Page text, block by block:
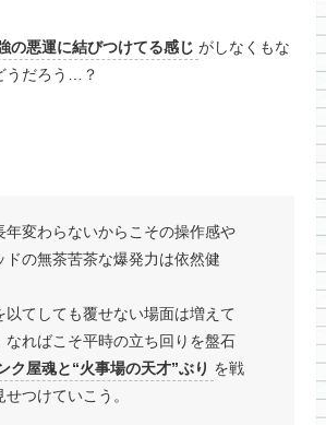
の悪運に結びつけてる感じ がしなくもな
うだろう…？
年変わらないからこその操作感や
ドの無茶苦茶な爆発力は依然健
以てしても覆せない場面は増えて
なればこそ平時の立ち回りを盤石
ク屋魂と“火事場の天才”ぶり を戦
つけていこう。